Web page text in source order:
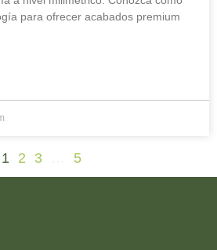
para ofrecer acabados premium
1 2 3 5